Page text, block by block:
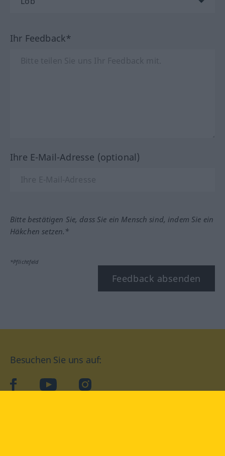
Ihr Feedback*
Ihre E-Mail-Adresse (optional)
Bitte bestätigen Sie, dass Sie ein Mensch sind, indem Sie ein
Häkchen setzen.*
*Pflichtfeld
Feedback absenden
Besuchen Sie uns auf:
facebookYouTube Instagram